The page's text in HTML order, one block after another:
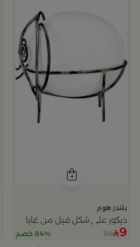
بلندز هوم
ديكور على شكل فيل من غايا
9
59 84% خصم